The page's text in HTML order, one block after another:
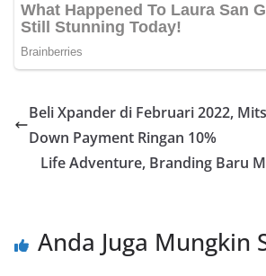
Beli Xpander di Februari 2022,
Down Payment Ringan 10%
Life Adventure, Branding Baru
Anda Juga Mungkin